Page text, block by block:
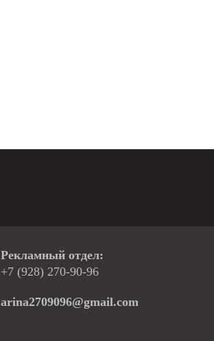
Рекламный отдел:
+7 (928) 270-90-96
arina2709096@gmail.com